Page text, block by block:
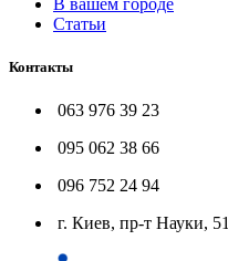
Статьи
Контакты
063 976 39 23
095 062 38 66
096 752 24 94
г. Киев, пр-т Науки, 51